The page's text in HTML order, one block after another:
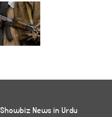
Showbiz News in Urdu